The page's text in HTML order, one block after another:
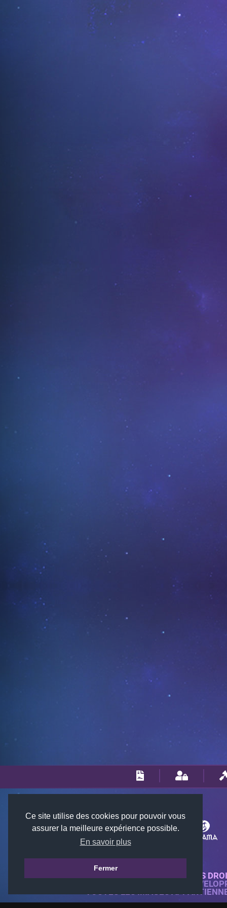
Ce site utilise des cookies pour pouvoir vous
assurer la meilleure expérience possible.
En savoir plus
Fermer
© 2018-2026 KTARENA. TOUS
SITE WEB ENTIÈREMENT
TOUTES LES IMAGES